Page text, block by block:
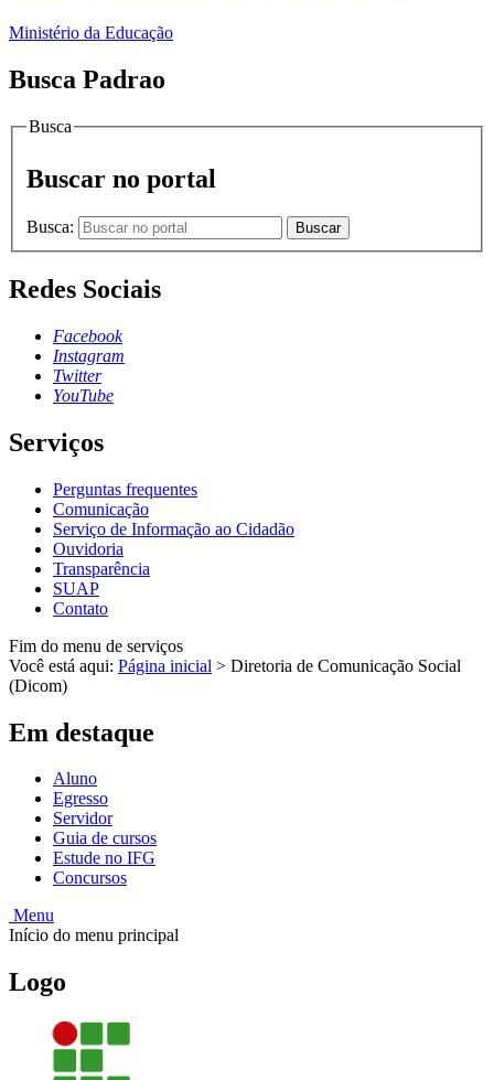
Ministério da Educação
Busca Padrao
Busca
Buscar no portal
Busca: Buscar
Redes Sociais
Facebook
Instagram
Twitter
YouTube
Serviços
Perguntas frequentes
Comunicação
Serviço de Informação ao Cidadão
Ouvidoria
Transparência
SUAP
Contato
Fim do menu de serviços
Você está aqui: Página inicial > Diretoria de Comunicação Social
(Dicom)
Em destaque
Aluno
Egresso
Servidor
Guia de cursos
Estude no IFG
Concursos
Menu
Início do menu principal
Logo